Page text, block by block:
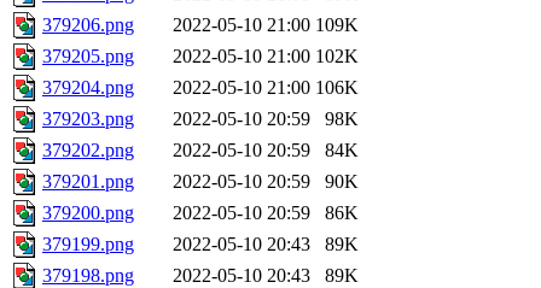
379206.png
2022-05-10 21:00 109K
379205.png
2022-05-10 21:00 102K
379204.png
2022-05-10 21:00 106K
379203.png
2022-05-10 20:59
98K
379202.png
2022-05-10 20:59
84K
379201.png
2022-05-10 20:59
90K
379200.png
2022-05-10 20:59
86K
379199.png
2022-05-10 20:43
89K
379198.png
2022-05-10 20:43
89K